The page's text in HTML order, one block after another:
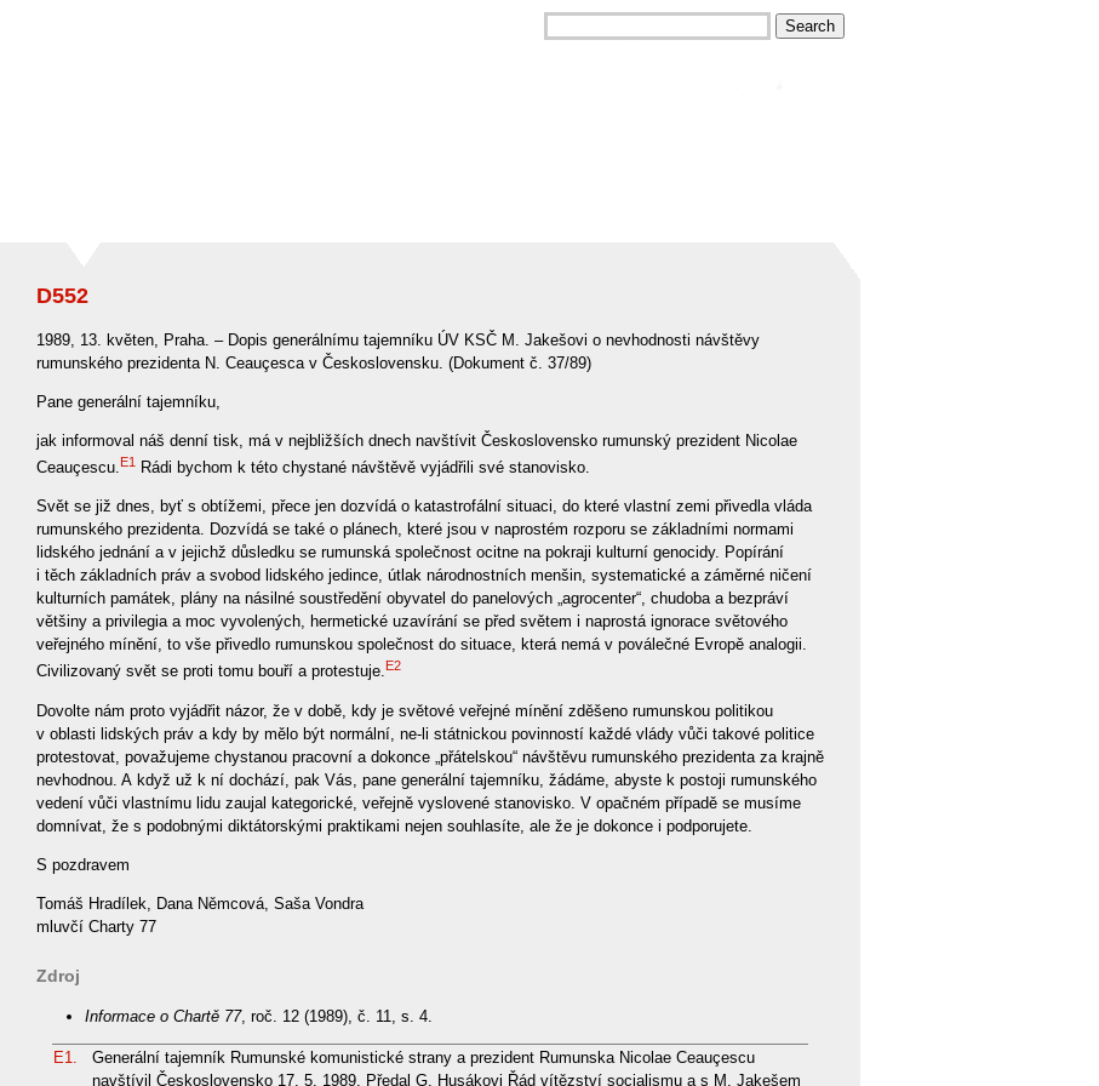
D552
1989, 13. květen, Praha. – Dopis generálnímu tajemníku ÚV KSČ M. Jakešovi o nevhodnosti návštěvy
rumunského prezidenta N. Ceauçesca v Československu. (Dokument č. 37/89)
Pane generální tajemníku,
jak informoval náš denní tisk, má v nejbližších dnech navštívit Československo rumunský prezident Nicolae
Ceauçescu.E1 Rádi bychom k této chystané návštěvě vyjádřili své stanovisko.
Svět se již dnes, byť s obtížemi, přece jen dozvídá o katastrofální situaci, do které vlastní zemi přivedla vláda
rumunského prezidenta. Dozvídá se také o plánech, které jsou v naprostém rozporu se základními normami
lidského jednání a v jejichž důsledku se rumunská společnost ocitne na pokraji kulturní genocidy. Popírání
i těch základních práv a svobod lidského jedince, útlak národnostních menšin, systematické a záměrné ničení
kulturních památek, plány na násilné soustředění obyvatel do panelových „agrocenter“, chudoba a bezpráví
většiny a privilegia a moc vyvolených, hermetické uzavírání se před světem i naprostá ignorace světového
veřejného mínění, to vše přivedlo rumunskou společnost do situace, která nemá v poválečné Evropě analogii.
Civilizovaný svět se proti tomu bouří a protestuje. E2
Dovolte nám proto vyjádřit názor, že v době, kdy je světové veřejné mínění zděšeno rumunskou politikou
v oblasti lidských práv a kdy by mělo být normální, ne-li státnickou povinností každé vlády vůči takové politice
protestovat, považujeme chystanou pracovní a dokonce „přátelskou“ návštěvu rumunského prezidenta za krajně
nevhodnou. A když už k ní dochází, pak Vás, pane generální tajemníku, žádáme, abyste k postoji rumunského
vedení vůči vlastnímu lidu zaujal kategorické, veřejně vyslovené stanovisko. V opačném případě se musíme
domnívat, že s podobnými diktátorskými praktikami nejen souhlasíte, ale že je dokonce i podporujete.
S pozdravem
Tomáš Hradílek, Dana Němcová, Saša Vondra
mluvčí Charty 77
Zdroj
Informace o Chartě 77, roč. 12 (1989), č. 11, s. 4.
E1.
Generální tajemník Rumunské komunistické strany a prezident Rumunska Nicolae Ceauçescu
navštívil Československo 17. 5. 1989. Předal G. Husákovi Řád vítězství socialismu a s M. Jakešem